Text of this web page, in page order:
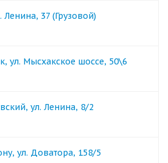
Ленина, 37 (Грузовой)
ул. Мысхакское шоссе, 50\6
ул. Ленина, 8/2
ул. Доватора, 158/5